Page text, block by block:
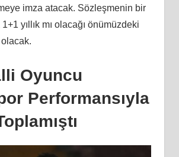
imza atacak. Sözleşmenin bir
1+1 yıllık mı olacağı önümüzdeki
Oyuncu
Performansıyla